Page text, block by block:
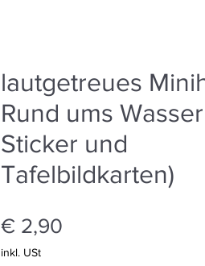
lautgetreues
Rund ums
Sticker und
Tafelbildkarten)
€ 2,90
inkl. USt